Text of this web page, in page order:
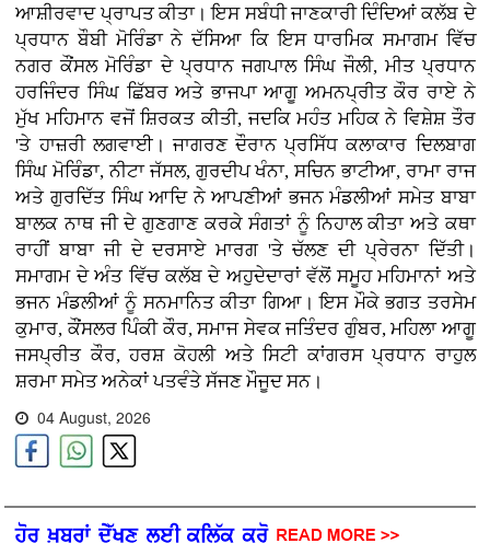
ਆਸ਼ੀਰਵਾਦ ਪ੍ਰਾਪਤ ਕੀਤਾ। ਇਸ ਸਬੰਧੀ ਜਾਣਕਾਰੀ ਦਿੰਦਿਆਂ ਕਲੱਬ ਦੇ
ਪ੍ਰਧਾਨ ਬੌਬੀ ਮੋਰਿੰਡਾ ਨੇ ਦੱਸਿਆ ਕਿ ਇਸ ਧਾਰਮਿਕ ਸਮਾਗਮ ਵਿੱਚ
ਨਗਰ ਕੌਂਸਲ ਮੋਰਿੰਡਾ ਦੇ ਪ੍ਰਧਾਨ ਜਗਪਾਲ ਸਿੰਘ ਜੌਲੀ, ਮੀਤ ਪ੍ਰਧਾਨ
ਹਰਜਿੰਦਰ ਸਿੰਘ ਛਿੱਬਰ ਅਤੇ ਭਾਜਪਾ ਆਗੂ ਅਮਨਪ੍ਰੀਤ ਕੌਰ ਰਾਏ ਨੇ
ਮੁੱਖ ਮਹਿਮਾਨ ਵਜੋਂ ਸ਼ਿਰਕਤ ਕੀਤੀ, ਜਦਕਿ ਮਹੰਤ ਮਹਿਕ ਨੇ ਵਿਸ਼ੇਸ਼ ਤੌਰ
'ਤੇ ਹਾਜ਼ਰੀ ਲਗਵਾਈ। ਜਾਗਰਣ ਦੌਰਾਨ ਪ੍ਰਸਿੱਧ ਕਲਾਕਾਰ ਦਿਲਬਾਗ
ਸਿੰਘ ਮੋਰਿੰਡਾ, ਨੀਟਾ ਜੱਸਲ, ਗੁਰਦੀਪ ਖੰਨਾ, ਸਚਿਨ ਭਾਟੀਆ, ਰਾਮਾ ਰਾਜ
ਅਤੇ ਗੁਰਦਿੱਤ ਸਿੰਘ ਆਦਿ ਨੇ ਆਪਣੀਆਂ ਭਜਨ ਮੰਡਲੀਆਂ ਸਮੇਤ ਬਾਬਾ
ਬਾਲਕ ਨਾਥ ਜੀ ਦੇ ਗੁਣਗਾਣ ਕਰਕੇ ਸੰਗਤਾਂ ਨੂੰ ਨਿਹਾਲ ਕੀਤਾ ਅਤੇ ਕਥਾ
ਰਾਹੀਂ ਬਾਬਾ ਜੀ ਦੇ ਦਰਸਾਏ ਮਾਰਗ 'ਤੇ ਚੱਲਣ ਦੀ ਪ੍ਰੇਰਨਾ ਦਿੱਤੀ।
ਸਮਾਗਮ ਦੇ ਅੰਤ ਵਿੱਚ ਕਲੱਬ ਦੇ ਅਹੁਦੇਦਾਰਾਂ ਵੱਲੋਂ ਸਮੂਹ ਮਹਿਮਾਨਾਂ ਅਤੇ
ਭਜਨ ਮੰਡਲੀਆਂ ਨੂੰ ਸਨਮਾਨਿਤ ਕੀਤਾ ਗਿਆ। ਇਸ ਮੌਕੇ ਭਗਤ ਤਰਸੇਮ
ਕੁਮਾਰ, ਕੌਂਸਲਰ ਪਿੰਕੀ ਕੌਰ, ਸਮਾਜ ਸੇਵਕ ਜਤਿੰਦਰ ਗੁੰਬਰ, ਮਹਿਲਾ ਆਗੂ
ਜਸਪ੍ਰੀਤ ਕੌਰ, ਹਰਸ਼ ਕੋਹਲੀ ਅਤੇ ਸਿਟੀ ਕਾਂਗਰਸ ਪ੍ਰਧਾਨ ਰਾਹੁਲ
ਸ਼ਰਮਾ ਸਮੇਤ ਅਨੇਕਾਂ ਪਤਵੰਤੇ ਸੱਜਣ ਮੌਜੂਦ ਸਨ।
04 August, 2026